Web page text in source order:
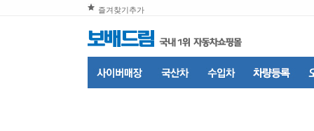
즐겨찾기추가